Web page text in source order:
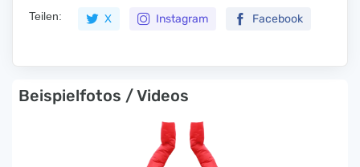
Teilen: X Instagram Facebook
Beispielfotos / Videos